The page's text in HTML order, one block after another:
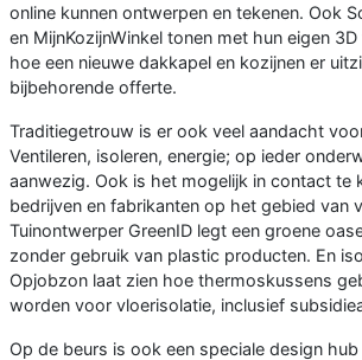
online kunnen ontwerpen en tekenen. Ook
en MijnKozijnWinkel tonen met hun eigen
hoe een nieuwe dakkapel en kozijnen er
bijbehorende offerte.
Traditiegetrouw is er ook veel aandacht
Ventileren, isoleren, energie; op ieder
aanwezig. Ook is het mogelijk in contact te
bedrijven en fabrikanten op het gebied van
Tuinontwerper GreenID legt een groene
zonder gebruik van plastic producten. En
Opjobzon laat zien hoe thermoskussens
worden voor vloerisolatie, inclusief
Op de beurs is ook een speciale design